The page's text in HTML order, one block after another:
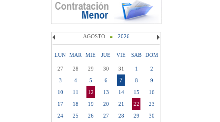
AGOSTO 2026
LUN MAR MIE JUE VIE SAB DOM
27 28 29 30 31 1
2
3
4 5 6 7 8
9
10
11 12 13 14 15
16
17
18 19 20 21 22
23
24
25 26 27 28 29
30